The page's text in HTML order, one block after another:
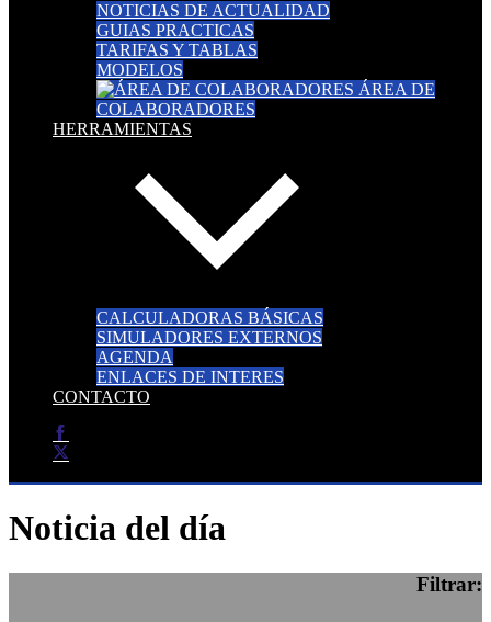
NOTICIAS DE ACTUALIDAD
GUIAS PRACTICAS
TARIFAS Y TABLAS
MODELOS
ÁREA DE
COLABORADORES
HERRAMIENTAS
CALCULADORAS BÁSICAS
SIMULADORES EXTERNOS
AGENDA
ENLACES DE INTERES
CONTACTO
Noticia del día
Filtrar: